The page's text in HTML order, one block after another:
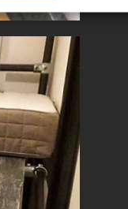
a
a obsahu,